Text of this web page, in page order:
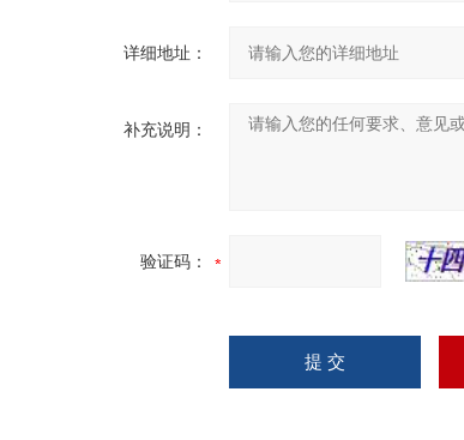
详细地址：
补充说明：
验证码：